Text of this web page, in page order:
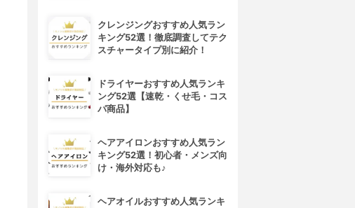
クレンジングおすすめ人気ラン
キング52選！徹底調査してテク
スチャータイプ別に紹介！
ドライヤーおすすめ人気ランキ
ング52選【速乾・くせ毛・コス
パ商品】
ヘアアイロンおすすめ人気ラン
キング52選！初心者・メンズ向
け・海外対応も♪
ヘアオイルおすすめ人気ランキ